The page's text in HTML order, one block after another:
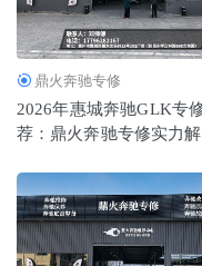
鼎火奔驰专修
2026年惠城奔驰GLK专
荐：鼎火奔驰专修实力